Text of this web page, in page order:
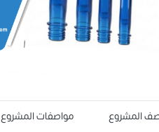
المشروع مواصفات المشروع